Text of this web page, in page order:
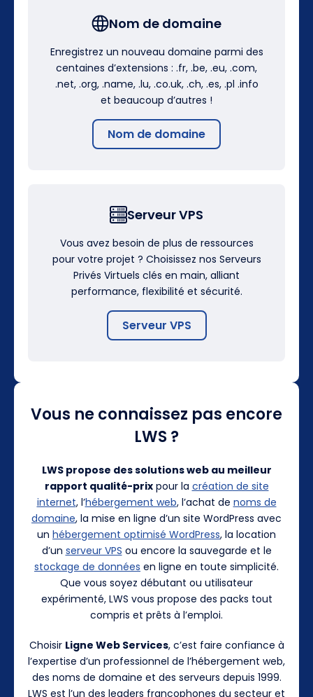
Nom de domaine
Enregistrez un nouveau domaine parmi des
centaines d’extensions : .fr, .be, .eu, .com,
.net, .org, .name, .lu, .co.uk, .ch, .es, .pl .info
et beaucoup d’autres !
Nom de domaine
Serveur VPS
Vous avez besoin de plus de ressources
pour votre projet ? Choisissez nos Serveurs
Privés Virtuels clés en main, alliant
performance, flexibilité et sécurité.
Serveur VPS
Vous ne connaissez pas encore
LWS ?
LWS propose des solutions web au meilleur
rapport qualité-prixpour la création de site
internet, l’hébergement web, l’achat de noms de
domaine, la mise en ligne d’un site WordPress avec
un hébergement optimisé WordPress, la location
d’un serveur VPS ou encore la sauvegarde et le
stockage de données en ligne en toute simplicité.
Que vous soyez débutant ou utilisateur
expérimenté, LWS vous propose des packs tout
compris et prêts à l’emploi.
Choisir Ligne Web Services, c’est faire confiance à
l’expertise d’un professionnel de l’hébergement web,
des noms de domaine et des serveurs depuis 1999.
LWS est l’un des leaders francophones du secteur et